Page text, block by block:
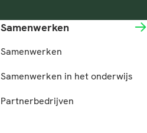
Samenwerken
Samenwerken
Samenwerken in het onderwijs
Partnerbedrijven